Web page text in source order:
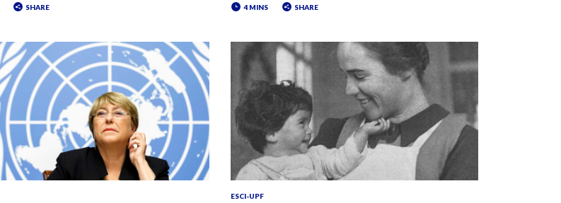
SHARE 4 MINS SHARE
ESCI-UPF